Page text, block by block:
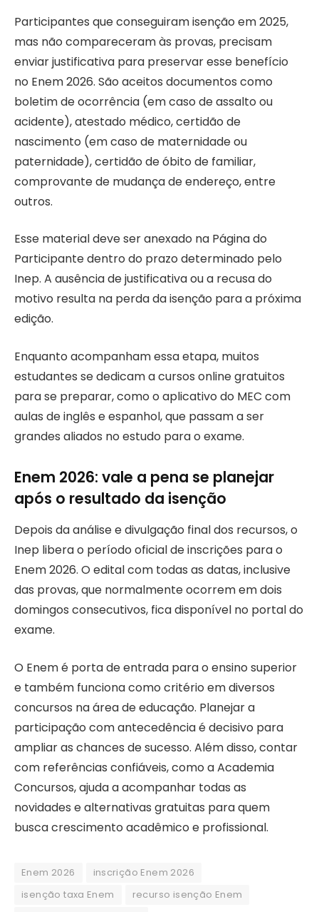
Participantes que conseguiram isenção em 2025,
mas não compareceram às provas, precisam
enviar justificativa para preservar esse benefício
no Enem 2026. São aceitos documentos como
boletim de ocorrência (em caso de assalto ou
acidente), atestado médico, certidão de
nascimento (em caso de maternidade ou
paternidade), certidão de óbito de familiar,
comprovante de mudança de endereço, entre
outros.
Esse material deve ser anexado na Página do
Participante dentro do prazo determinado pelo
Inep. A ausência de justificativa ou a recusa do
motivo resulta na perda da isenção para a próxima
edição.
Enquanto acompanham essa etapa, muitos
estudantes se dedicam a cursos online gratuitos
para se preparar, como o aplicativo do MEC com
aulas de inglês e espanhol, que passam a ser
grandes aliados no estudo para o exame.
Enem 2026: vale a pena se planejar
após o resultado da isenção
Depois da análise e divulgação final dos recursos, o
Inep libera o período oficial de inscrições para o
Enem 2026. O edital com todas as datas, inclusive
das provas, que normalmente ocorrem em dois
domingos consecutivos, fica disponível no portal do
exame.
O Enem é porta de entrada para o ensino superior
e também funciona como critério em diversos
concursos na área de educação. Planejar a
participação com antecedência é decisivo para
ampliar as chances de sucesso. Além disso, contar
com referências confiáveis, como a Academia
Concursos, ajuda a acompanhar todas as
novidades e alternativas gratuitas para quem
busca crescimento acadêmico e profissional.
Enem 2026
inscrição Enem 2026
isenção taxa Enem
recurso isenção Enem